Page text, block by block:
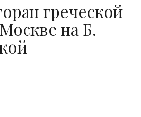
греческой
на Б.